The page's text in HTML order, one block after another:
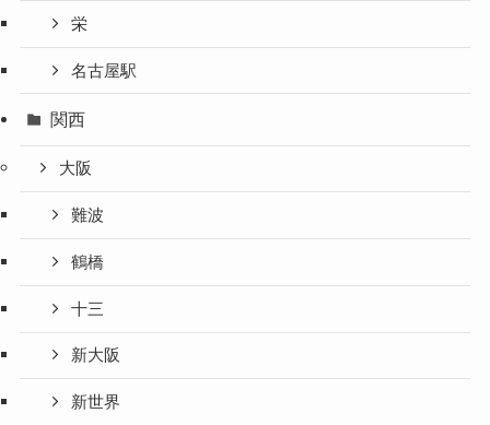
栄
名古屋駅
関西
大阪
難波
鶴橋
十三
新大阪
新世界